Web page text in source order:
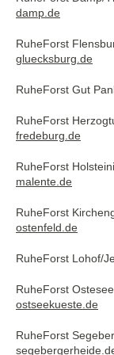
damp.de
RuheForst
gluecksburg.de
RuheForst Gut
RuheForst
fredeburg.de
RuheForst
malente.de
RuheForst
ostenfeld.de
RuheForst Lohof/
RuheForst
ostseekueste.de
RuheForst